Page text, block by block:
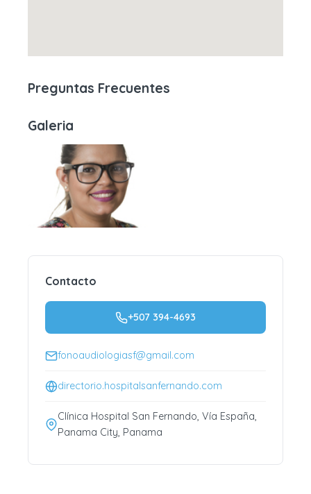
Preguntas Frecuentes
Galeria
Contacto
+507 394-4693
fonoaudiologiasf@gmail.com
directorio.hospitalsanfernando.com
Clínica Hospital San Fernando, Vía España,
Panama City, Panama